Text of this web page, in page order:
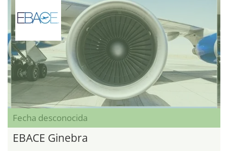
Fecha desconocida
EBACE Ginebra